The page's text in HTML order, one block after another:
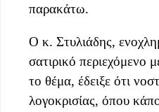
παρακάτω.
Ο κ. Στυλιάδης,
σατιρικό περιεχόμενο
το θέμα, έδειξε ότι
λογοκρισίας, όπου